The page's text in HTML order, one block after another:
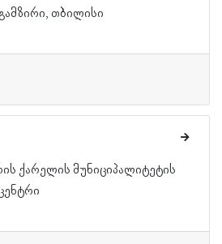
თბილისი
ქარელის მუნიციპალიტეტის